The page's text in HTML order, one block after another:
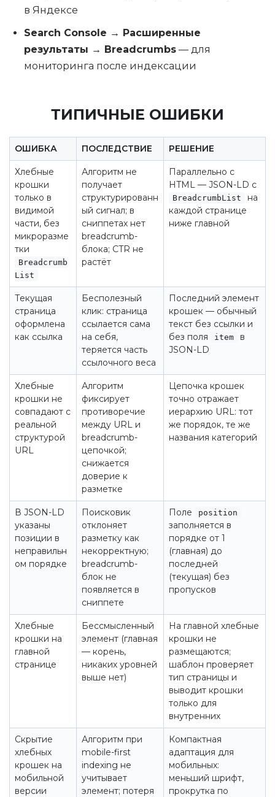
в Яндексе
Search Console → Расширенные
результаты → Breadcrumbs — для
мониторинга после индексации
ТИПИЧНЫЕ ОШИБКИ
ОШИБКА ПОСЛЕДСТВИЕ РЕШЕНИЕ
Хлебные
крошки
только в
видимой
части, без
микроразме
тки
Breadcrumb
List
Алгоритм не
получает
структурированн
ый сигнал; в
сниппетах нет
breadcrumb-
блока; CTR не
растёт
Параллельно с
HTML — JSON-LD с
BreadcrumbList
на
каждой странице
ниже главной
Текущая
страница
оформлена
как ссылка
Бесполезный
клик: страница
ссылается сама
на себя,
теряется часть
ссылочного веса
Последний элемент
крошек — обычный
текст без ссылки и
без поля
item
в
JSON-LD
Хлебные
крошки не
совпадают с
реальной
структурой
URL
Алгоритм
фиксирует
противоречие
между URL и
breadcrumb-
цепочкой;
снижается
доверие к
разметке
Цепочка крошек
точно отражает
иерархию URL: тот
же порядок, те же
названия категорий
В JSON-LD
указаны
позиции в
неправильн
ом порядке
Поисковик
отклоняет
разметку как
некорректную;
breadcrumb-
блок не
появляется в
сниппете
Поле position
заполняется в
порядке от 1
(главная) до
последней
(текущая) без
пропусков
Хлебные
крошки на
главной
странице
Бессмысленный
элемент (главная
— корень,
никаких уровней
выше нет)
На главной хлебные
крошки не
размещаются;
шаблон проверяет
тип страницы и
выводит крошки
только для
внутренних
Скрытие
хлебных
крошек на
мобильной
версии
Алгоритм при
mobile-first
indexing не
учитывает
элемент; потеря
Компактная
адаптация для
мобильных:
меньший шрифт,
прокрутка по